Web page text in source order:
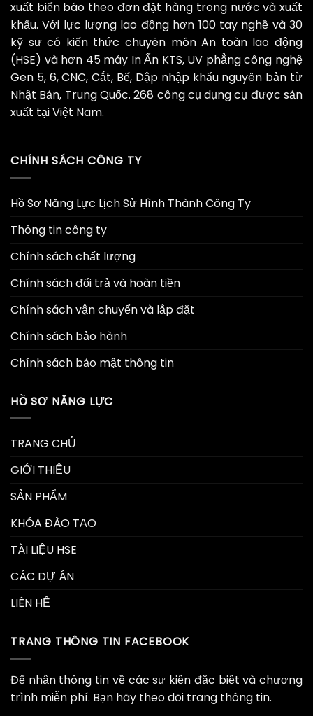
xuất biển báo theo đơn đặt hàng trong nước và xuất
khẩu. Với lực lượng lao động hơn 100 tay nghề và 30
kỹ sư có kiến thức chuyên môn An toàn lao động
(HSE) và hơn 45 máy In Ấn KTS, UV phẳng công nghệ
Gen 5, 6, CNC, Cắt, Bế, Dập nhập khẩu nguyên bản từ
Nhật Bản, Trung Quốc. 268 công cụ dụng cụ được sản
xuất tại Việt Nam.
CHÍNH SÁCH CÔNG TY
Hồ Sơ Năng Lực Lịch Sử Hình Thành Công Ty
Thông tin công ty
Chính sách chất lượng
Chính sách đổi trả và hoàn tiền
Chính sách vận chuyển và lắp đặt
Chính sách bảo hành
Chính sách bảo mật thông tin
HỒ SƠ NĂNG LỰC
TRANG CHỦ
GIỚI THIỆU
SẢN PHẨM
KHÓA ĐÀO TẠO
TÀI LIỆU HSE
CÁC DỰ ÁN
LIÊN HỆ
TRANG THÔNG TIN FACEBOOK
Để nhận thông tin về các sự kiện đặc biệt và chương
trình miễn phí. Bạn hãy theo dõi trang thông tin.